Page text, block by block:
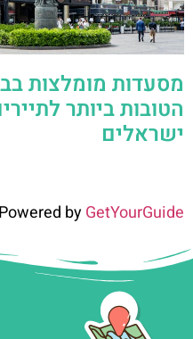
מסעדות מומלצות
הטובות ביותר
ישראלים
Powered byGetYourGuide